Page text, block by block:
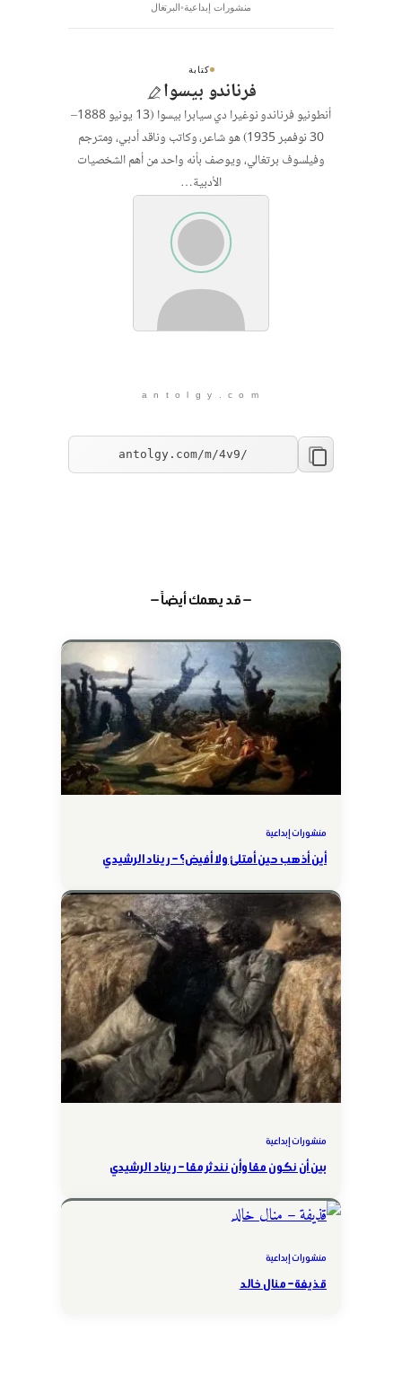
منشورات إبداعية البرتغال
كتابة
فرناندو بيسوا
أنطونيو فرناندو نوغيرا دي سيابرا بيسوا (13 يونيو 1888–
30 نوفمبر 1935) هو شاعر، وكاتب وناقد أدبي، ومترجم
وفيلسوف برتغالي، ويوصف بأنه واحد من أهم الشخصيات
الأدبية…
a n t o l g y . c o m
— قد يهمك أيضاً —
منشورات إبداعية
أين أذهب حين أمتلئ ولا أفيض؟ – ريناد الرشيدي
منشورات إبداعية
بين أن نكون معًا وأن نندثر معًا – ريناد الرشيدي
منشورات إبداعية
قذيفة – منال خالد